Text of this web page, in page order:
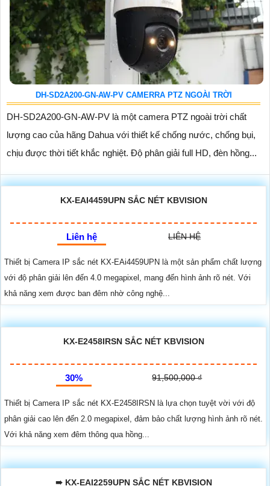
DH-SD2A200-GN-AW-PV CAMERRA PTZ NGOÀI TRỜI
DH-SD2A200-GN-AW-PV là một camera PTZ ngoài trời chất
lượng cao của hãng Dahua với thiết kế chống nước, chống bụi,
chịu được thời tiết khắc nghiệt. Độ phân giải full HD, đèn hồng...
KX-EAI4459UPN SẮC NÉT KBVISION
Liên hệ LIÊN HỆ
Thiết bị Camera IP sắc nét KX-EAi4459UPN là một sản phẩm chất lượng
với độ phân giải lên đến 4.0 megapixel, mang đến hình ảnh rõ nét. Với
khả năng xem được ban đêm nhờ công nghệ...
KX-E2458IRSN SẮC NÉT KBVISION
30% 91,500,000 ₫
Thiết bị Camera IP sắc nét KX-E2458IRSN là lựa chọn tuyệt vời với độ
phân giải cao lên đến 2.0 megapixel, đảm bảo chất lượng hình ảnh rõ nét.
Với khả năng xem đêm thông qua hồng...
➠ KX-EAI2259UPN SẮC NÉT KBVISION